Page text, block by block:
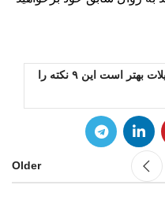
پیش از بازگشت به کار بعد از تعطیلات بهتر است این ۹ نکته را
Older